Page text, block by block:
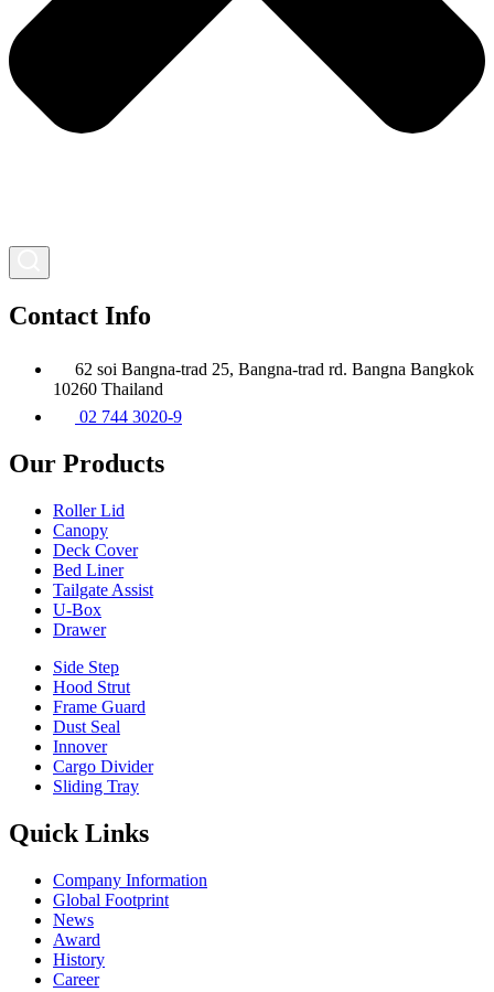
Contact Info
62 soi Bangna-trad 25, Bangna-trad rd. Bangna Bangkok
10260 Thailand
02 744 3020-9
Our Products
Roller Lid
Canopy
Deck Cover
Bed Liner
Tailgate Assist
U-Box
Drawer
Side Step
Hood Strut
Frame Guard
Dust Seal
Innover
Cargo Divider
Sliding Tray
Quick Links
Company Information
Global Footprint
News
Award
History
Career